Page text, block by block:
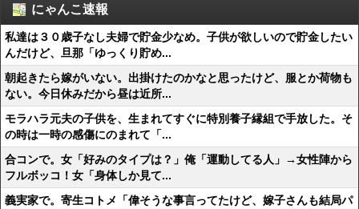
にゃんこ速報
私達は３０歳子なし夫婦で貯金少なめ。子供が欲しいので貯金したい
んだけど、旦那「ゆっくり貯め...
朝起きたら嫁がいない。出掛けたのかなと思ったけど、服とか荷物も
ない。今日休みだから昼は近所...
モラハラ元夫の子供を、生まれてすぐに特別養子縁組で手放した。そ
の時は一時の感傷にのまれて「...
合コンで。女「好みのタイプは？」俺「運動してる人」→女性陣から
フルボッコ！女「身体しか見て...
義実家で。寄生コトメ「偉そうな事言ってたけど、嫁子さんも結局パ